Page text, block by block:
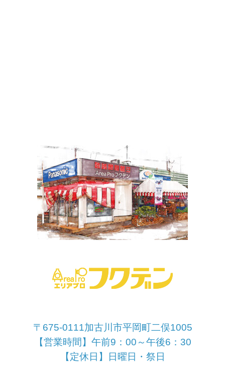
〒675-0111加古川市平岡町二俣1005
【営業時間】午前9：00～午後6：30
【定休日】日曜日・祭日